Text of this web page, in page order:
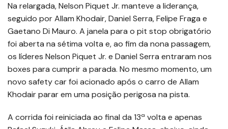
Na relargada, Nelson Piquet Jr. manteve a liderança,
seguido por Allam Khodair, Daniel Serra, Felipe Fraga e
Gaetano Di Mauro. A janela para o pit stop obrigatório
foi aberta na sétima volta e, ao fim da nona passagem,
os líderes Nelson Piquet Jr. e Daniel Serra entraram nos
boxes para cumprir a parada. No mesmo momento, um
novo safety car foi acionado após o carro de Allam
Khodair parar em uma posição perigosa na pista.
A corrida foi reiniciada ao final da 13ª volta e apenas